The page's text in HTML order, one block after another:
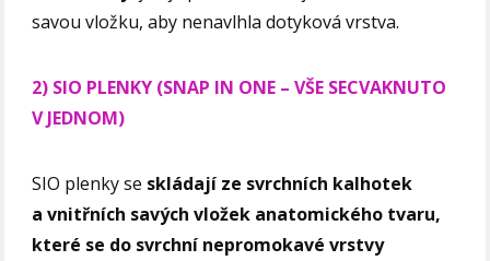
savou vložku, aby nenavlhla dotyková vrstva.
2) SIO PLENKY (SNAP IN ONE – VŠE SECVAKNUTO
V JEDNOM)
SIO plenky se skládají ze svrchních kalhotek
a vnitřních savých vložek anatomického tvaru,
které se do svrchní nepromokavé vrstvy